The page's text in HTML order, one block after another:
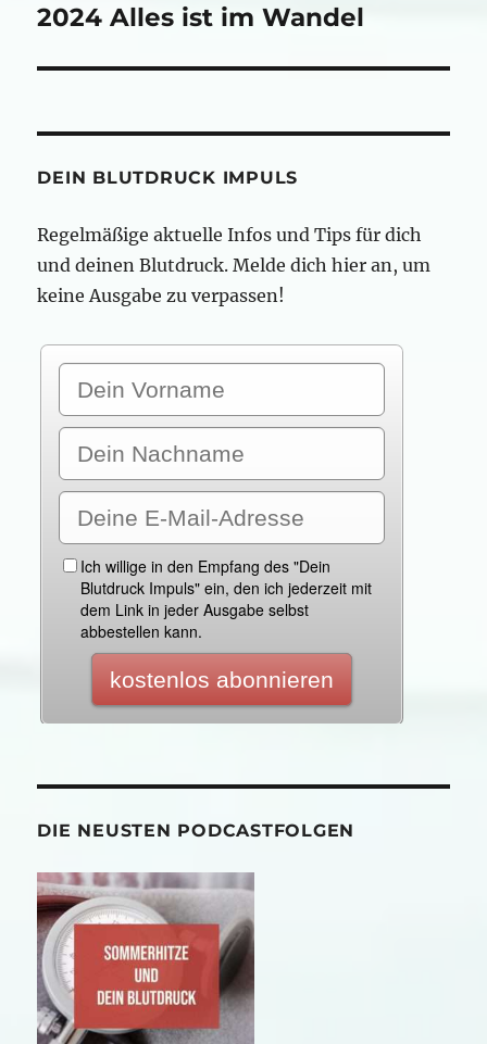
Nächster
2024 Alles ist im Wandel
DEIN BLUTDRUCK IMPULS
Regelmäßige aktuelle Infos und Tips für dich
und deinen Blutdruck. Melde dich hier an, um
keine Ausgabe zu verpassen!
DIE NEUSTEN PODCASTFOLGEN